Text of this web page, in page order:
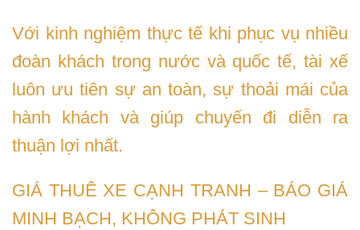
Với kinh nghiệm thực tế khi phục vụ nhiều
đoàn khách trong nước và quốc tế, tài xế
luôn ưu tiên sự an toàn, sự thoải mái của
hành khách và giúp chuyến đi diễn ra
thuận lợi nhất.
GIÁ THUÊ XE CẠNH TRANH – BÁO GIÁ
MINH BẠCH, KHÔNG PHÁT SINH